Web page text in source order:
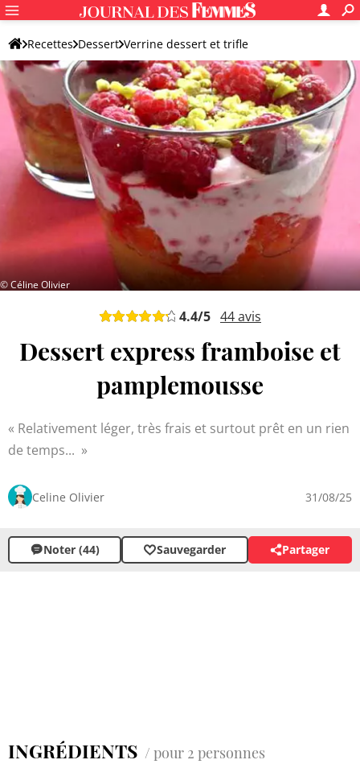
Recettes Dessert Verrine dessert et trifle
Verrine dessert aux fruits
© Céline Olivier
4.4/5 44avis
Dessert express framboise et
pamplemousse
Relativement léger, très frais et surtout prêt en un rien
de temps...
Celine Olivier 31/08/25
Noter (44) Sauvegarder Partager
INGRÉDIENTS / pour 2 personnes